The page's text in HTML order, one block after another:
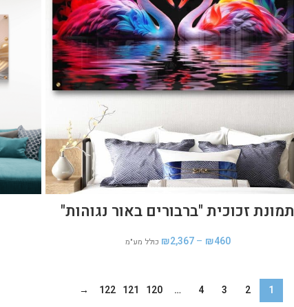
תמונת זכוכית "ברבורים באור נגוהות"
₪460
–
₪2,367 כולל מע"מ
1
2
3
4
…
120
121
122
→